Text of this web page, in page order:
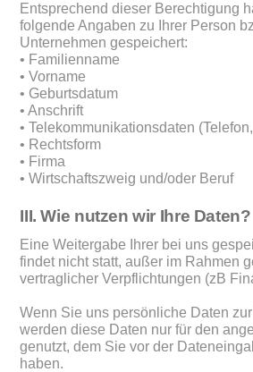
Entsprechend dieser Berechtigung
folgende Angaben zu Ihrer Person
Unternehmen gespeichert:
• Familienname
• Vorname
• Geburtsdatum
• Anschrift
• Telekommunikationsdaten
• Rechtsform
• Firma
• Wirtschaftszweig und/oder Beruf
III. Wie nutzen wir Ihre Daten?
Eine Weitergabe Ihrer bei uns
findet nicht statt, außer im Rahmen
vertraglicher Verpflichtungen (zB
Wenn Sie uns persönliche Daten
werden diese Daten nur für den
genutzt, dem Sie vor der
haben.